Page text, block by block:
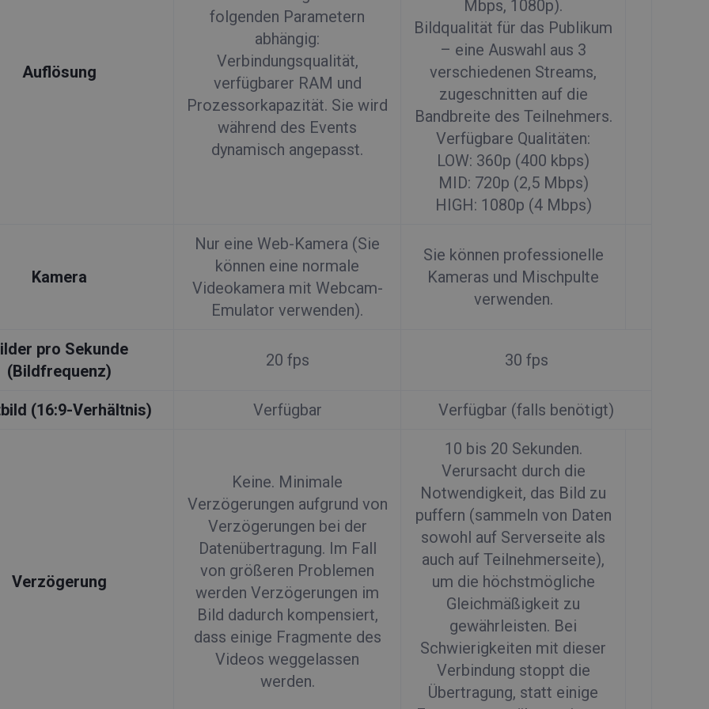
Auflösung
folgenden Parametern
abhängig:
Verbindungsqualität,
verfügbarer RAM und
Prozessorkapazität. Sie wird
während des Events
dynamisch angepasst.
Mbps, 1080p).
Bildqualität für das Publikum
– eine Auswahl aus 3
verschiedenen Streams,
zugeschnitten auf die
Bandbreite des Teilnehmers.
Verfügbare Qualitäten:
LOW: 360p (400 kbps)
MID: 720p (2,5 Mbps)
HIGH: 1080p (4 Mbps)
Kamera
Nur eine Web-Kamera (Sie
können eine normale
Videokamera mit Webcam-
Emulator verwenden).
Sie können professionelle
Kameras und Mischpulte
verwenden.
pro Sekunde
(Bildfrequenz)
20 fps 30 fps
(16:9-Verhältnis) Verfügbar Verfügbar (falls benötigt)
Verzögerung
Keine. Minimale
Verzögerungen aufgrund von
Verzögerungen bei der
Datenübertragung. Im Fall
von größeren Problemen
werden Verzögerungen im
Bild dadurch kompensiert,
dass einige Fragmente des
Videos weggelassen
werden.
10 bis 20 Sekunden.
Verursacht durch die
Notwendigkeit, das Bild zu
puffern (sammeln von Daten
sowohl auf Serverseite als
auch auf Teilnehmerseite),
um die höchstmögliche
Gleichmäßigkeit zu
gewährleisten. Bei
Schwierigkeiten mit dieser
Verbindung stoppt die
Übertragung, statt einige